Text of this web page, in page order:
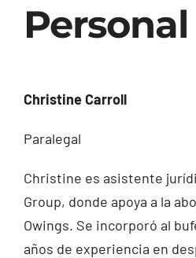
Personal
Christine Carroll
Paralegal
Christine es asistente
Group, donde apoya a la
Owings. Se incorporó al
años de experiencia en